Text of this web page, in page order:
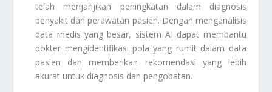
telah menjanjikan peningkatan dalam diagnosis
penyakit dan perawatan pasien. Dengan menganalisis
data medis yang besar, sistem AI dapat membantu
dokter mengidentifikasi pola yang rumit dalam data
pasien dan memberikan rekomendasi yang lebih
akurat untuk diagnosis dan pengobatan.